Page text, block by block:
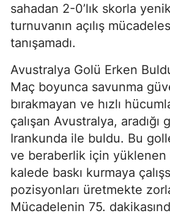
sahadan 2-0’lık skorla
turnuvanın açılış
tanışamadı.
Avustralya Golü Erken
Maç boyunca savunma
bırakmayan ve hızlı
çalışan Avustralya, aradığı
Irankunda ile buldu. Bu
ve beraberlik için yüklenen
kalede baskı kurmaya
pozisyonları üretmekte
Mücadelenin 75.